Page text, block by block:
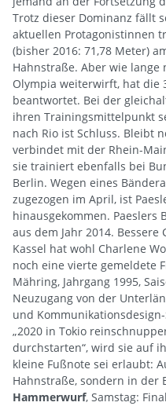
Trotz dieser Dominanz fällt
aktuellen Protagonistinnen
(bisher 2016: 71,78 Meter)
Hahnstraße. Aber wie lange
Olympia weiterwirft, hat die
beantwortet. Bei der
ihren Trainingsmittelpunkt
nach Rio ist Schluss. Bleibt
verbindet mit der Rhein-
sie trainiert ebenfalls bei
Berlin. Wegen eines
zugezogen im April, ist
hinausgekommen. Paeslers
aus dem Jahr 2014.
Kassel hat wohl Charlene
noch eine vierte gemeldete
Mähring, Jahrgang 1995,
Neuzugang von der
und
„2020 in Tokio
durchstarten“, wird sie auf
kleine Fußnote sei erlaubt:
Hahnstraße, sondern in der
Hammerwurf, Samstag: